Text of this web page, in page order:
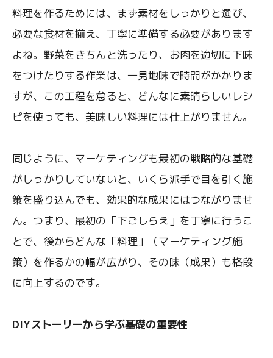
料理を作るためには、まず素材をしっかりと選び、
必要な食材を揃え、丁寧に準備する必要があります
よね。野菜をきちんと洗ったり、お肉を適切に下味
をつけたりする作業は、一見地味で時間がかかりま
すが、この工程を怠ると、どんなに素晴らしいレシ
ピを使っても、美味しい料理には仕上がりません。
同じように、マーケティングも最初の戦略的な基礎
がしっかりしていないと、いくら派手で目を引く施
策を盛り込んでも、効果的な成果にはつながりませ
ん。つまり、最初の「下ごしらえ」を丁寧に行うこ
とで、後からどんな「料理」（マーケティング施
策）を作るかの幅が広がり、その味（成果）も格段
に向上するのです。
DIYストーリーから学ぶ基礎の重要性